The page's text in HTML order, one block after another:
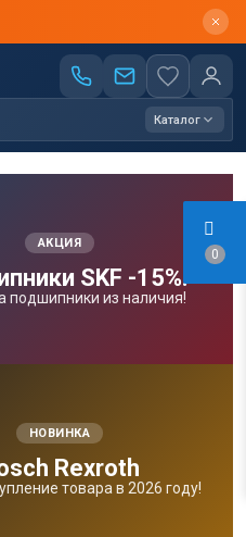
0
Каталог
АКЦИЯ
SKF -15%!
подшипники из наличия!
НОВИНКА
Rexroth
товара в 2026 году!